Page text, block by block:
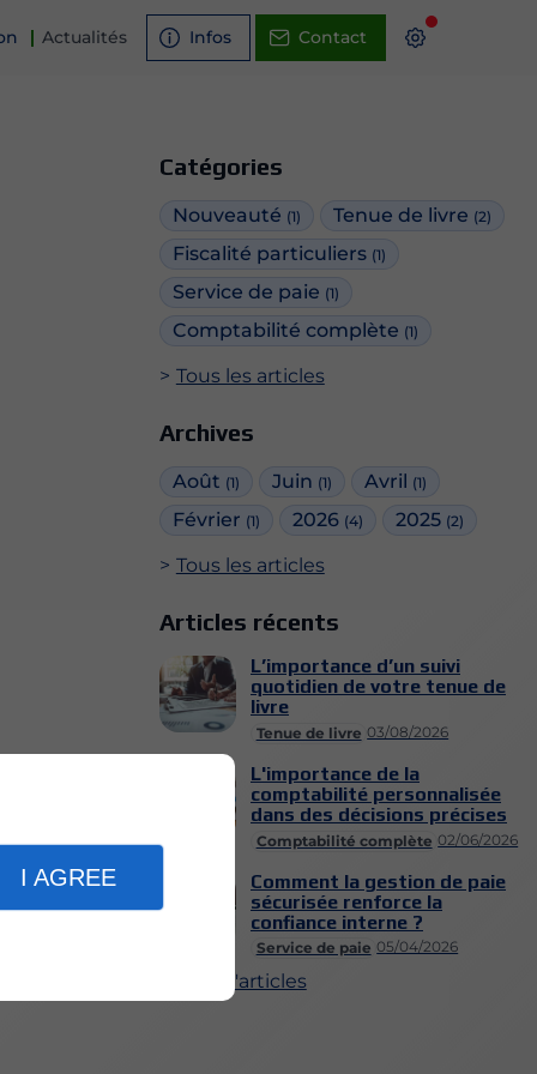
I AGREE
Actualités Infos Contact
Catégories
Nouveauté (1) Tenue de livre (2)
Fiscalité particuliers (1)
Service de paie (1)
Comptabilité complète (1)
Tous les articles
Archives
Août (1) Juin (1) Avril (1)
Février (1) 2026 (4) 2025 (2)
Tous les articles
Articles récents
Tenue de livre 03/08/2026
L’importance d’un suivi
quotidien de votre tenue de
livre
Comptabilité complète 02/06/2026
L'importance de la
comptabilité personnalisée
dans des décisions précises
Service de paie 05/04/2026
Comment la gestion de paie
sécurisée renforce la
confiance interne ?
Plus d'articles